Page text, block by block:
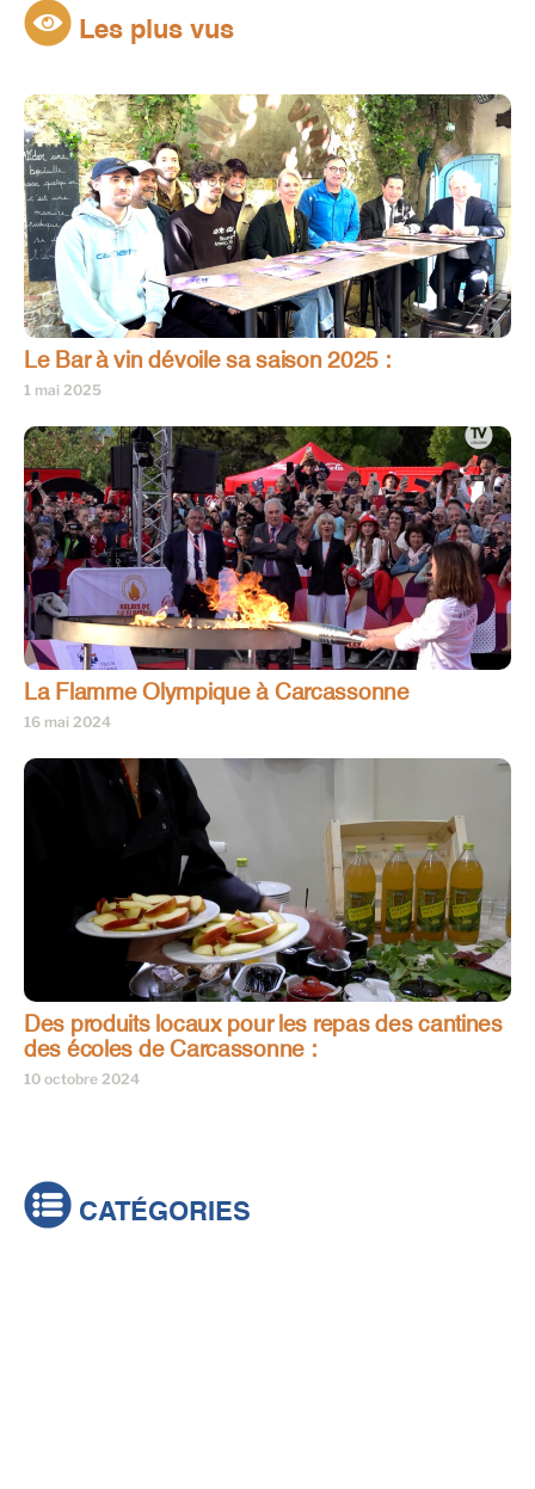
Les plus vus
Le Bar à vin dévoile sa saison 2025 :
1 mai 2025
La Flamme Olympique à Carcassonne
16 mai 2024
Des produits locaux pour les repas des cantines
des écoles de Carcassonne :
10 octobre 2024
CATÉGORIES